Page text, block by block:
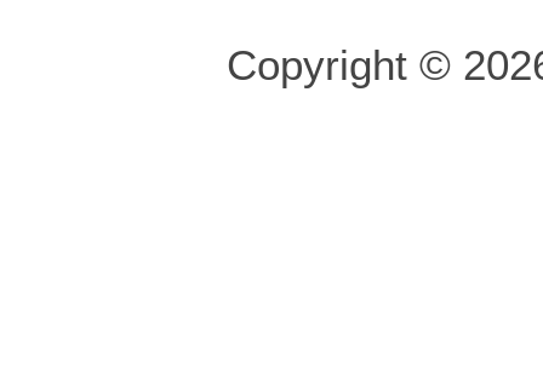
Copyright ©